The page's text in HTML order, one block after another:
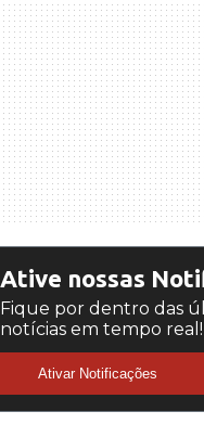
Ative nossas
Fique por dentro das
notícias em tempo real!
Ativar Notificações